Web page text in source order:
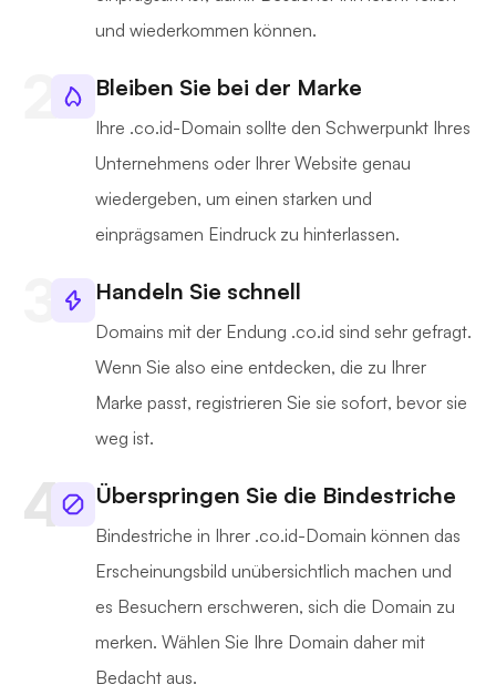
und wiederkommen können.
Bleiben Sie bei der Marke
Ihre .co.id-Domain sollte den Schwerpunkt Ihres
Unternehmens oder Ihrer Website genau
wiedergeben, um einen starken und
einprägsamen Eindruck zu hinterlassen.
Handeln Sie schnell
Domains mit der Endung .co.id sind sehr gefragt.
Wenn Sie also eine entdecken, die zu Ihrer
Marke passt, registrieren Sie sie sofort, bevor sie
weg ist.
Überspringen Sie die Bindestriche
Bindestriche in Ihrer .co.id-Domain können das
Erscheinungsbild unübersichtlich machen und
es Besuchern erschweren, sich die Domain zu
merken. Wählen Sie Ihre Domain daher mit
Bedacht aus.